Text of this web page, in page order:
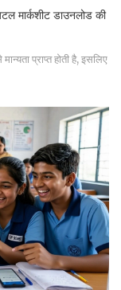
मार्कशीट डाउनलोड की
प्राप्त होती है, इसलिए